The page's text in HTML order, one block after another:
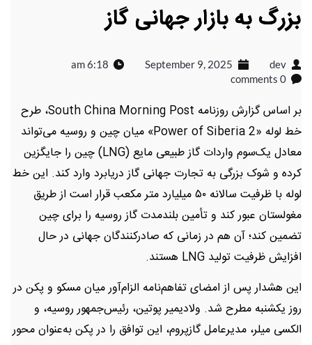
بزرگ به بازار جهانی گاز
dev
September 9, 2025
6:18 am
0 comments
بر اساس گزارش روزنامه South China Morning Post، طرح
خط لوله «Power of Siberia 2» میان چین و روسیه می‌تواند
معادل یک‌سوم واردات گاز طبیعی مایع (LNG) چین را جایگزین
کرده و شوک بزرگی به تجارت جهانی گاز دریابرد وارد کند. این خط
لوله با ظرفیت سالانه ۵۰ میلیارد متر مکعب قرار است از طریق
مغولستان عبور کند و تأمین بلندمدت گاز روسیه را برای چین
تضمین کند؛ آن هم در زمانی که صادرکنندگان جهانی در حال
افزایش ظرفیت تولید LNG هستند.
این هشدار پس از امضای تفاهم‌نامه الزام‌آور میان مسکو و پکن در
روز یکشنبه مطرح شد. ولادیمیر پوتین، رئیس‌جمهور روسیه، و
الکسی میلر، مدیرعامل گازپروم، این توافق را در پکن به‌عنوان محور